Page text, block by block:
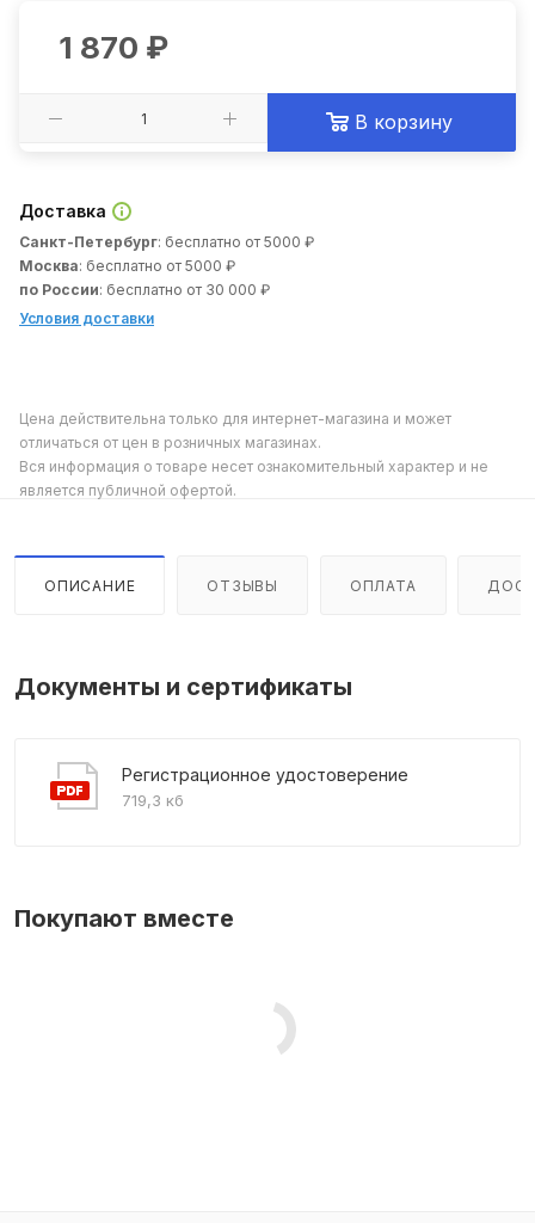
1 870 ₽
В корзину
Доставка
Санкт-Петербург: бесплатно от 5000 ₽
Москва: бесплатно от 5000 ₽
по России: бесплатно от 30 000 ₽
Условия доставки
Цена действительна только для интернет-магазина и может
отличаться от цен в розничных магазинах.
Вся информация о товаре несет ознакомительный характер и не
является публичной офертой.
ОПИСАНИЕ ОТЗЫВЫ ОПЛАТА
Документы и сертификаты
Регистрационное удостоверение
719,3 кб
Покупают вместе